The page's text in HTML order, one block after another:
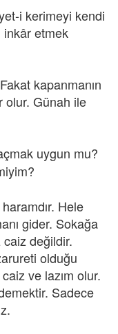
i kerimeyi kendi
inkâr etmek
kapanmanın
olur. Günah ile
uygun mu?
Hele
gider. Sokağa
değildir.
olduğu
ve lazım olur.
Sadece